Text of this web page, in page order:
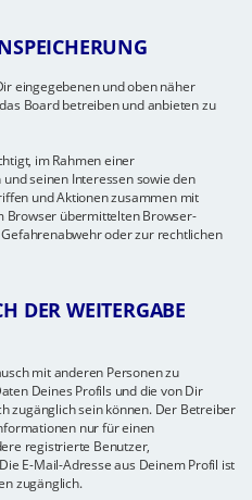
eingegebenen und oben näher
Board betreiben und anbieten zu
im Rahmen einer
seinen Interessen sowie den
und Aktionen zusammen mit
Browser übermittelten Browser-
oder zur rechtlichen
DER WEITERGABE
mit anderen Personen zu
Deines Profils und die von Dir
zugänglich sein können. Der Betreiber
nur für einen
registrierte Benutzer,
E-Mail-Adresse aus Deinem Profil ist
zugänglich.